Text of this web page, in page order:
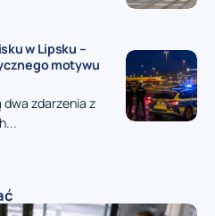
w Lipsku –
motywu
zdarzenia z